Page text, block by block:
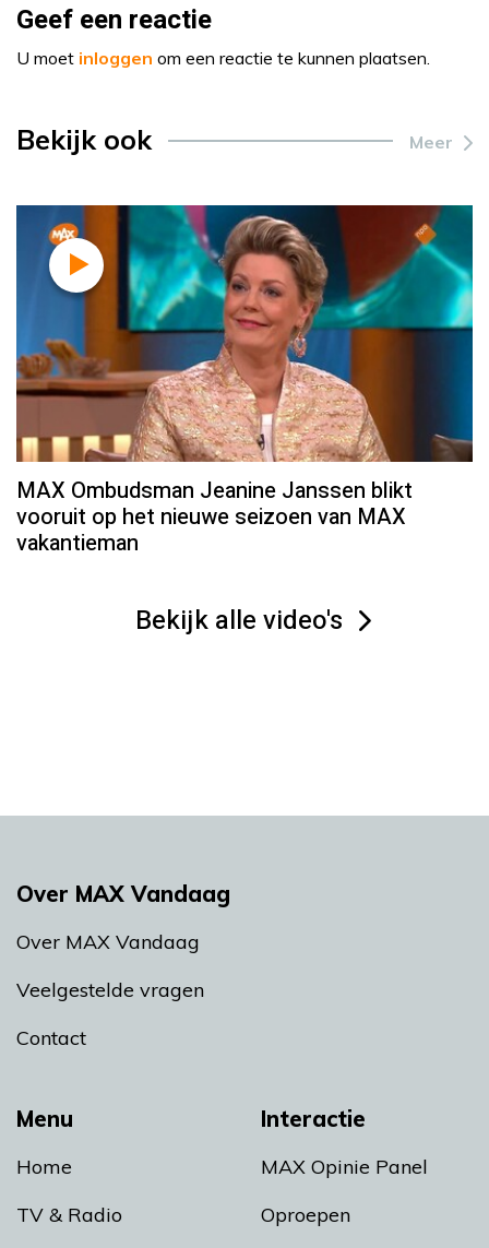
Geef een reactie
U moet inloggen om een reactie te kunnen plaatsen.
Bekijk ook Meer
MAX Ombudsman Jeanine Janssen blikt
vooruit op het nieuwe seizoen van MAX
vakantieman
Bekijk alle video's
Menu
Home
TV & Radio
Interactie
MAX Opinie Panel
Oproepen
Over MAX Vandaag
Over MAX Vandaag
Veelgestelde vragen
Contact